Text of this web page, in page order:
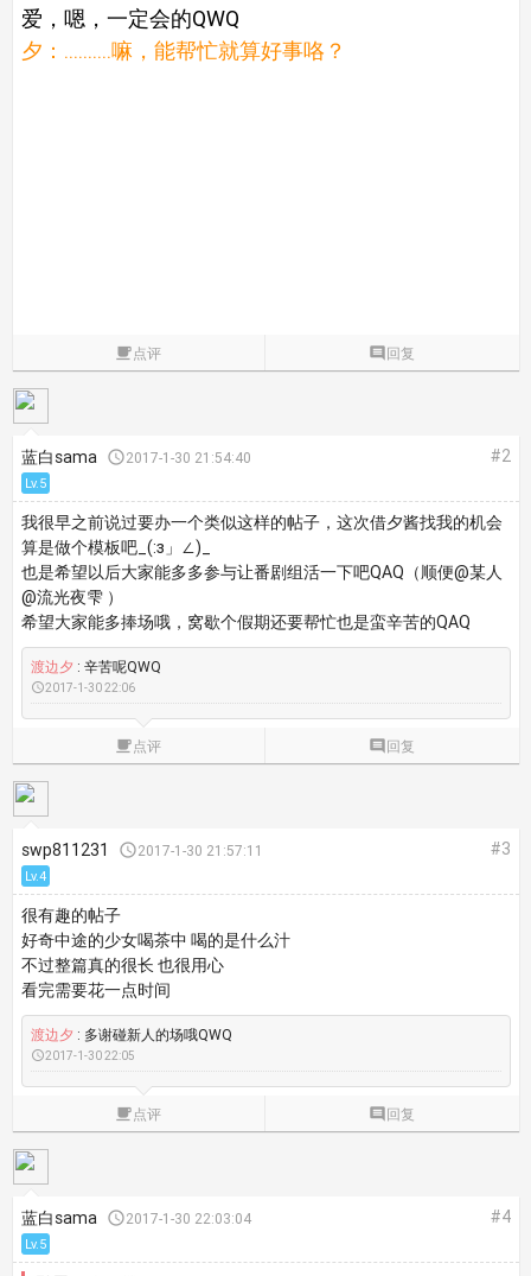
爱，嗯，一定会的QWQ
夕：..........嘛，能帮忙就算好事咯？
点评  回复
蓝白sama 2017-1-30 21:54:40 #2
Lv.5
我很早之前说过要办一个类似这样的帖子，这次借夕酱找我的机会
算是做个模板吧_(:з」∠)_
也是希望以后大家能多多参与让番剧组活一下吧QAQ（顺便@某人
@流光夜雫 ）
希望大家能多捧场哦，窝歇个假期还要帮忙也是蛮辛苦的QAQ
渡边夕 : 辛苦呢QWQ
2017-1-30 22:06
点评  回复
swp811231 2017-1-30 21:57:11 #3
Lv.4
很有趣的帖子
好奇中途的少女喝茶中 喝的是什么汁
不过整篇真的很长 也很用心
看完需要花一点时间
渡边夕 : 多谢碰新人的场哦QWQ
2017-1-30 22:05
点评  回复
蓝白sama 2017-1-30 22:03:04 #4
Lv.5